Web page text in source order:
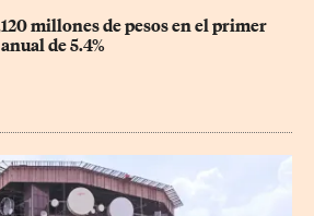
millones de pesos en el primer
de 5.4%